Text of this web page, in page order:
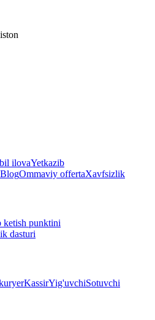
ilovaYetkazib
BlogOmmaviy offertaXavfsizlik
ketish punktini
dasturi
KassirYig'uvchiSotuvchi